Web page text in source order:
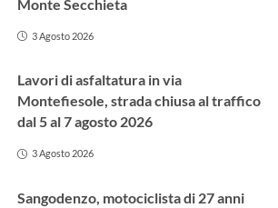
Monte Secchieta
3 Agosto 2026
Lavori di asfaltatura in via
Montefiesole, strada chiusa al traffico
dal 5 al 7 agosto 2026
3 Agosto 2026
Sangodenzo, motociclista di 27 anni